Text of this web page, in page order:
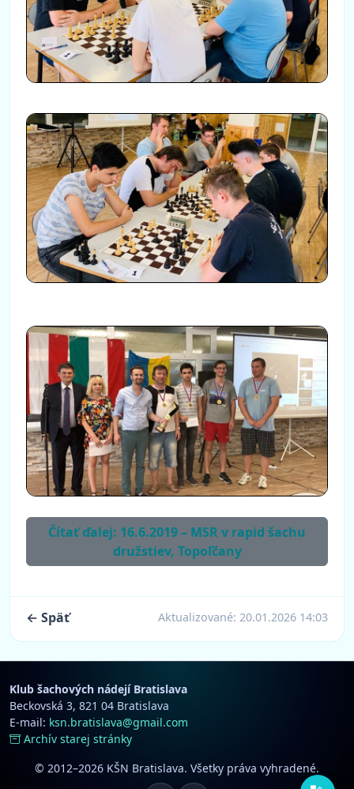
Čítať ďalej: 16.6.2019 – MSR v rapid šachu
družstiev, Topoľčany
← Späť Aktualizované: 20.01.2026 14:03
Klub šachových nádejí Bratislava
Beckovská 3, 821 04 Bratislava
E-mail: ksn.bratislava@gmail.com
Archív starej stránky
© 2012–2026 KŠN Bratislava. Všetky práva vyhradené.